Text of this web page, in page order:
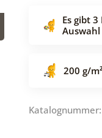
Es gibt
Auswahl
200 g/